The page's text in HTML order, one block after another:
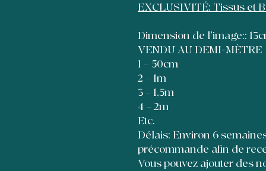
EXCLUSIVITÉ: Tissus et
Dimension de l'image::
VENDU AU DEMI-MÈTRE
1 = 50cm
2 = 1m
3 = 1,5m
4 = 2m
Etc.
Délais: Environ 6
précommande afin de
Vous pouvez ajouter des